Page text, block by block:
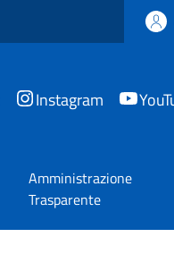
Instagram
Amministrazione
Trasparente